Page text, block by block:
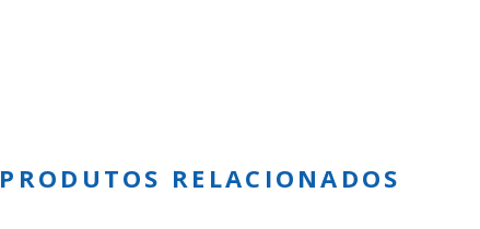
PRODUTOS RELACIONADOS